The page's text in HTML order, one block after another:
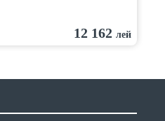
12 162 лей